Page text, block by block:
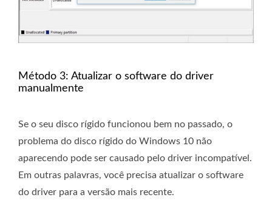
Método 3: Atualizar o software do driver
manualmente
Se o seu disco rígido funcionou bem no passado, o
problema do disco rígido do Windows 10 não
aparecendo pode ser causado pelo driver incompatível.
Em outras palavras, você precisa atualizar o software
do driver para a versão mais recente.